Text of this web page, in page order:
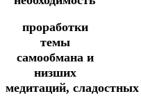
проработки
темы
самообмана и
низших
медитаций, сладостных